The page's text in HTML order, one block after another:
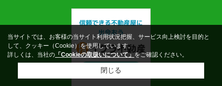
当サイトでは、お客様の当サイト利用状況把握、サービス向上検討を目的と
して、クッキー（Cookie）を使用しています。
詳しくは、当社の 「Cookieの取扱いについて」をご確認ください。
閉じる